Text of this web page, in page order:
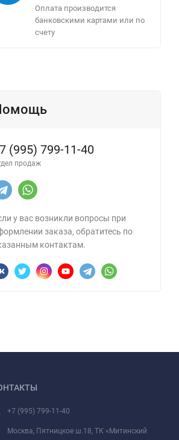
Оплата производится
банковскими картами или по
счету
(995) 799-11-40
продаж
у вас возникли вопросы при
заказа, обратитесь по
контактам.
+7 (995) 799-11-40
Москва, Пятницкое ш.18, ТК «Митинский